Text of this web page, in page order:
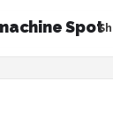
Spot